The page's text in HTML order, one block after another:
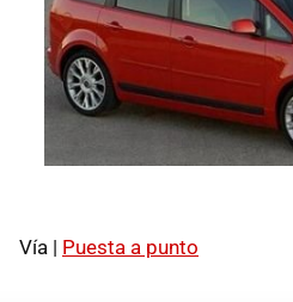
Vía | Puesta a punto